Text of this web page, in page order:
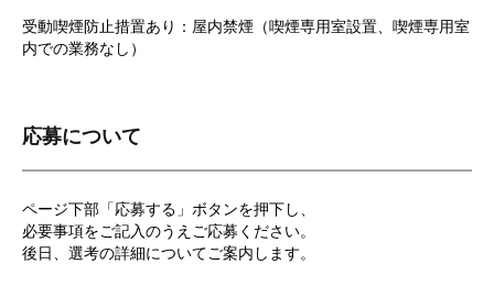
受動喫煙防止措置あり：屋内禁煙（喫煙専用室設置、喫煙専用室
内での業務なし）
応募について
ページ下部「応募する」ボタンを押下し、
必要事項をご記入のうえご応募ください。
後日、選考の詳細についてご案内します。